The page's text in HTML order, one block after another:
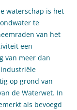
waterschap is het
te
van het
een
van meer dan
industriële
op grond van
de Waterwet. In
als bevoegd